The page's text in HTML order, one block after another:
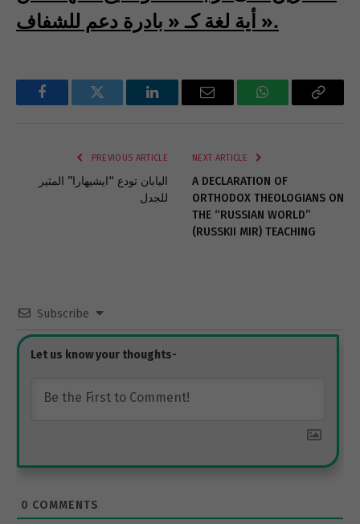
أية لغة كـ « بادرة دعم للشفاف ».
FacebookTwitter LinkedInEmail WhatsAppCopy
PREVIOUS ARTICLE
اليابان تودع “ايشيهارا” المثير
للجدل
NEXT ARTICLE
A DECLARATION OF
ORTHODOX THEOLOGIANS ON
THE “RUSSIAN WORLD”
(RUSSKII MIR) TEACHING
Subscribe
0 COMMENTS